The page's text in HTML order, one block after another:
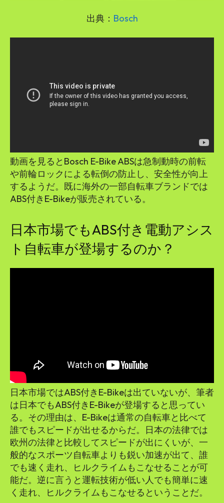
出典： Bosch
動画を見るとBosch E-Bike ABSは急制動時の前転
や前輪ロックによる転倒の防止し、安全性が向上
するようだ。既に海外の一部自転車ブランドでは
ABS付きE-Bikeが販売されている。
日本市場でもABS付き電動アシス
ト自転車が登場するのか？
日本市場ではABS付きE-Bikeは出ていないが、筆者
は日本でもABS付きE-Bikeが登場すると思ってい
る。その理由は、E-Bikeは通常の自転車と比べて
誰でもスピードが出せるからだ。日本の法律では
欧州の法律と比較してスピードが出にくいが、一
般的なスポーツ自転車よりも鋭い加速が出て、誰
でも速く走れ、ヒルクライムもこなせることが可
能だ。逆に言うと運転技術が低い人でも簡単に速
く走れ、ヒルクライムもこなせるということだ。